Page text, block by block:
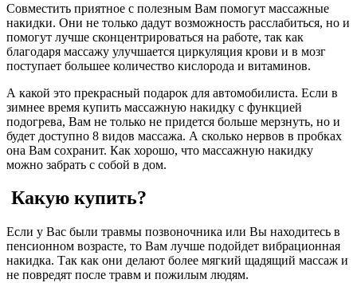
Совместить приятное с полезным Вам помогут массажные
накидки. Они не только дадут возможность расслабиться, но и
помогут лучше сконцентрироваться на работе, так как
благодаря массажу улучшается циркуляция крови и в мозг
поступает большее количество кислорода и витаминов.
А какой это прекрасный подарок для автомобилиста. Если в
зимнее время купить массажную накидку с функцией
подогрева, Вам не только не придется больше мерзнуть, но и
будет доступно 8 видов массажа. А сколько нервов в пробках
она Вам сохранит. Как хорошо, что массажную накидку
можно забрать с собой в дом.
Какую купить?
Если у Вас были травмы позвоночника или Вы находитесь в
пенсионном возрасте, то Вам лучше подойдет вибрационная
накидка. Так как они делают более мягкий щадящий массаж и
не повредят после травм и пожилым людям.